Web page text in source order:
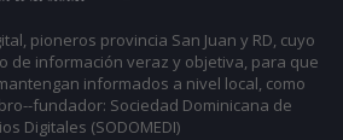
pioneros provincia San Juan y RD, cuyo
de información veraz y objetiva, para que
informados a nivel local, como
fundador: Sociedad Dominicana de
Digitales (SODOMEDI)